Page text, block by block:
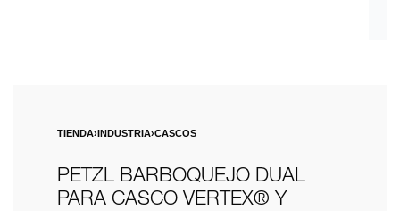
TIENDA›INDUSTRIA›CASCOS
PETZL BARBOQUEJO DUAL
PARA CASCO VERTEX® Y